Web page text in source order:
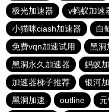
极光加速器
v蚂蚁加速
小猫咪ciash加速器
白
免费vqn加速试用
黑洞
黑洞永久加速器
蚂蚁
加速器梯子推荐
银河
黑洞加速
outline